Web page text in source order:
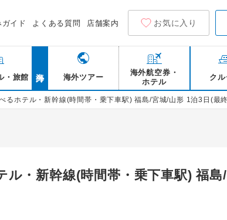
イド よくある質問 店舗案内 お気に入り
・旅館 海外ツアー
海外航空券・
ホテル
ク
るホテル・新幹線(時間帯・乗下車駅) 福島/宮城/山形 1泊3日(最
・新幹線(時間帯・乗下車駅) 福島